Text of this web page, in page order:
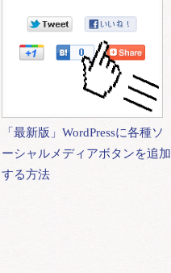
「最新版」WordPressに各種ソ
ーシャルメディアボタンを追加
する方法